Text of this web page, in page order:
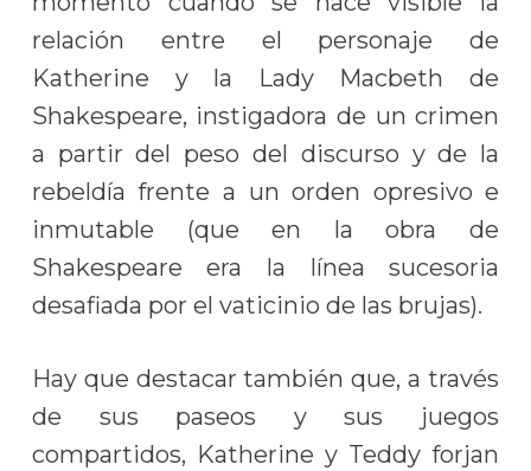
relación entre el personaje de
Katherine y la Lady Macbeth de
Shakespeare, instigadora de un crimen
a partir del peso del discurso y de la
rebeldía frente a un orden opresivo e
inmutable (que en la obra de
Shakespeare era la línea sucesoria
desafiada por el vaticinio de las brujas).
Hay que destacar también que, a través
de sus paseos y sus juegos
compartidos, Katherine y Teddy forjan